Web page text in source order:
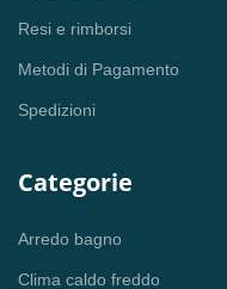
Resi e rimborsi
Metodi di Pagamento
Spedizioni
Categorie
Arredo bagno
Clima caldo freddo